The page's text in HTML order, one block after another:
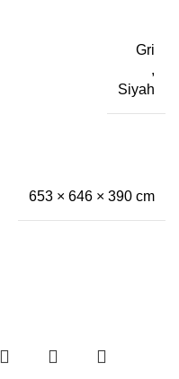
Gri
,
Siyah
653 × 646 × 390 cm